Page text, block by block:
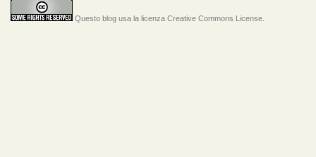
Questo blog usa la licenza Creative Commons License